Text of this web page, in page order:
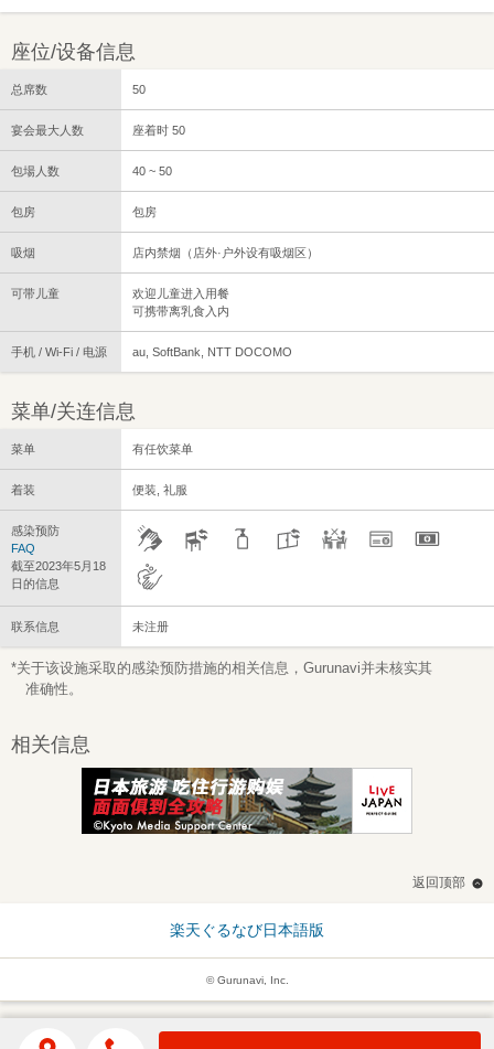
座位/设备信息
总席数 50
宴会最大人数 座着时 50
包場人数 40 ~ 50
包房 包房
吸烟 店内禁烟（店外·户外设有吸烟区）
可带儿童
欢迎儿童进入用餐
可携带离乳食入内
手机 / Wi-Fi / 电源 au, SoftBank, NTT DOCOMO
菜单/关连信息
菜单 有任饮菜单
着装 便装, 礼服
感染预防
FAQ
截至2023年5月18
日的信息
联系信息 未注册
*关于该设施采取的感染预防措施的相关信息，Gurunavi并未核实其
准确性。
相关信息
返回顶部
楽天ぐるなび日本語版
© Gurunavi, Inc.